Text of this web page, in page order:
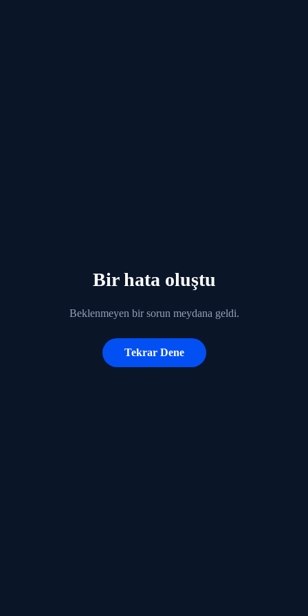
Bir hata oluştu
Beklenmeyen bir sorun meydana geldi.
Tekrar Dene